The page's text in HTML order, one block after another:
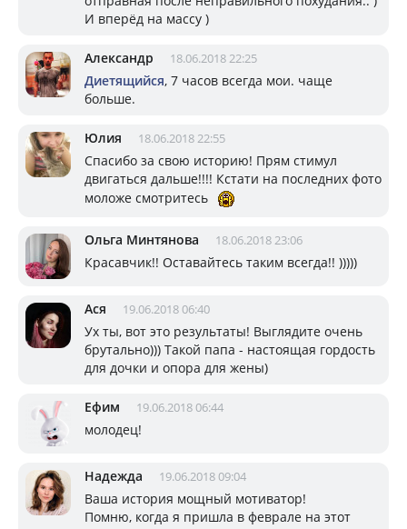
И вперёд на массу )
Александр 18.06.2018 22:25
Диетящийся, 7 часов всегда мои. чаще
больше.
Юлия 18.06.2018 22:55
Спасибо за свою историю! Прям стимул
двигаться дальше!!!! Кстати на последних фото
моложе смотритесь
Ольга Минтянова 18.06.2018 23:06
Красавчик!! Оставайтесь таким всегда!! )))))
Ася 19.06.2018 06:40
Ух ты, вот это результаты! Выглядите очень
брутально))) Такой папа - настоящая гордость
для дочки и опора для жены)
Ефим 19.06.2018 06:44
молодец!
Надежда 19.06.2018 09:04
Ваша история мощный мотиватор!
Помню, когда я пришла в феврале на этот